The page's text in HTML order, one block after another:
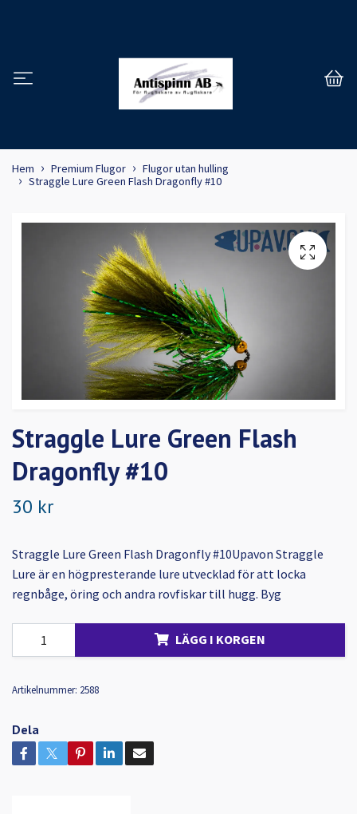
Hem Premium Flugor
Flugor utan hulling
Straggle Lure Green Flash Dragonfly #10
Straggle Lure Green Flash
Dragonfly #10
30 kr
Straggle Lure Green Flash Dragonfly #10Upavon Straggle
Lure är en högpresterande lure utvecklad för att locka
regnbåge, öring och andra rovfiskar till hugg. Byg
LÄGG I KORGEN
Artikelnummer: 2588
Dela